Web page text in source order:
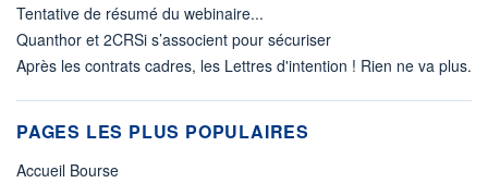
Tentative de résumé du webinaire...
Quanthor et 2CRSi s’associent pour sécuriser
Après les contrats cadres, les Lettres d'intention ! Rien ne va plus.
PAGES LES PLUS POPULAIRES
Accueil Bourse